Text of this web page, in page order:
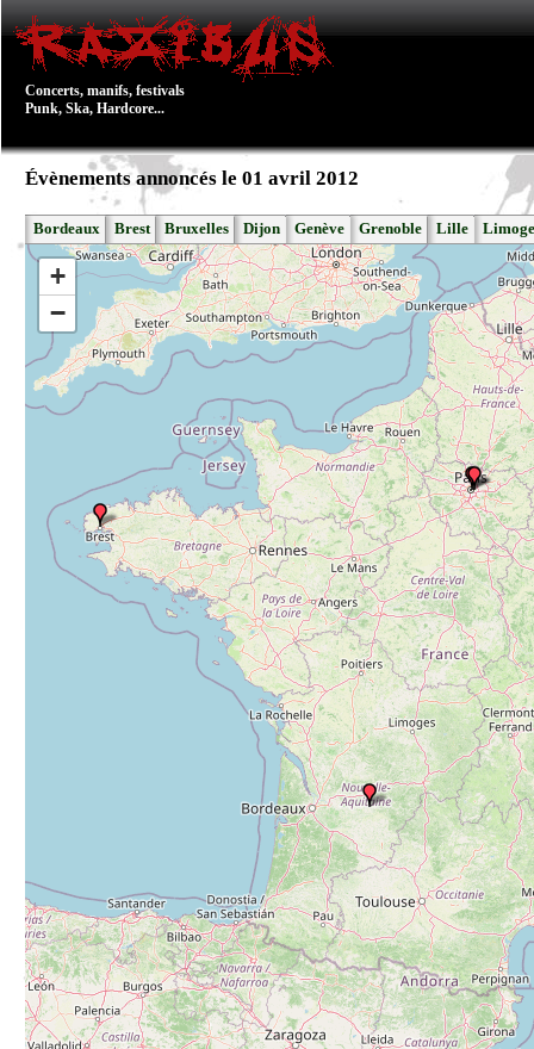
Concerts, manifs, festivals
Punk, Ska, Hardcore...
Évènements annoncés le 01 avril 2012
Bordeaux Brest Bruxelles Dijon Genève Grenoble Lille
+
−